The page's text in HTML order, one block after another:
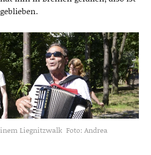
Liegnitzwalk Foto: Andrea